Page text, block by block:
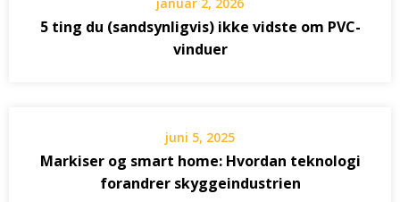
5 ting du (sandsynligvis) ikke vidste om PVC-
vinduer
juni 5, 2025
Markiser og smart home: Hvordan teknologi
forandrer skyggeindustrien